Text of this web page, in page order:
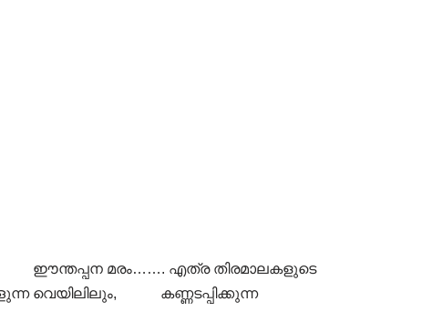
ഈന്തപ്പന മരം……. എത്ര തിരമാലകളുടെ
വെയിലിലും, കണ്ണടപ്പിക്കുന്ന